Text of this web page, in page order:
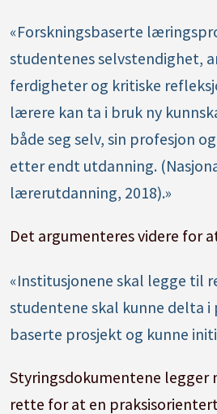
«Forskningsbaserte
studentenes selvstendighet,
ferdigheter og kritiske
lærere kan ta i bruk ny
både seg selv, sin profesjon
etter endt utdanning.
lærerutdanning, 2018).»
Det argumenteres videre for
«Institusjonene skal legge til
studentene skal kunne delta i
baserte prosjekt og kunne
Styringsdokumentene legger
rette for at en